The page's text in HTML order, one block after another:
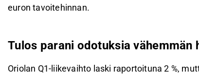
kustannukset / liikevaihto alle 75 %.
euron tavoitehinnan.
Tulos parani odotuksia vähemmän
Oriolan Q1-liikevaihto laski raportoituna 2 %,